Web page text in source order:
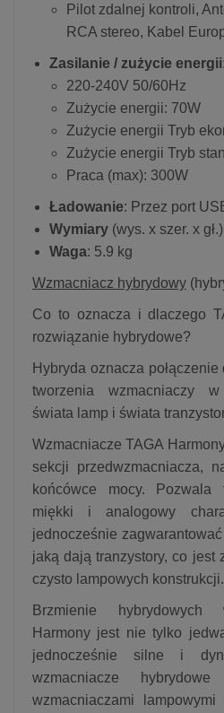
Pilot zdalnej kontroli,
RCA stereo, Kabel
Zasilanie / zużycie energii:
220-240V 50/60Hz
Zużycie energii: 70W
Zużycie energii Tryb
Zużycie energii Tryb
Praca (max): 300W
Ładowanie: Przez port
Wymiary (wys. x szer. x
Waga: 5.9 kg
Wzmacniacz hybrydowy
Co to oznacza i dlaczego
rozwiązanie hybrydowe?
Hybryda oznacza
tworzenia wzmacniaczy
świata lamp i świata
Wzmacniacze TAGA
sekcji przedwzmacniacza,
końcówce mocy. Pozwala
miękki i analogowy
jednocześnie
jaką dają tranzystory, co jest
czysto lampowych konstrukcji.
Brzmienie hybrydowych
Harmony jest nie tylko
jednocześnie silne i
wzmacniacze
wzmacniaczami